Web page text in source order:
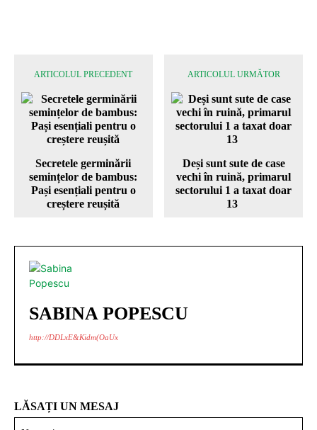
ARTICOLUL PRECEDENT
Secretele germinării
semințelor de bambus:
Pași esențiali pentru o
creștere reușită
ARTICOLUL URMĂTOR
Deși sunt sute de case
vechi în ruină, primarul
sectorului 1 a taxat doar
13
SABINA POPESCU
http://DDLxE&Kidm(OaUx
LĂSAȚI UN MESAJ